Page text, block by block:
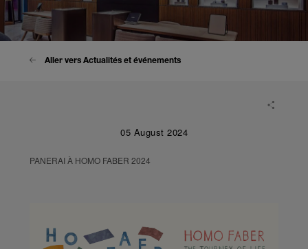
Aller vers Actualités et événements
05 August 2024
PANERAI À HOMO FABER 2024